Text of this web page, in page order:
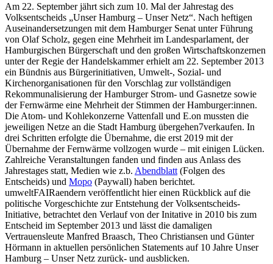
Am 22. September jährt sich zum 10. Mal der Jahrestag des
Volksentscheids „Unser Hamburg – Unser Netz“. Nach heftigen
Auseinandersetzungen mit dem Hamburger Senat unter Führung
von Olaf Scholz, gegen eine Mehrheit im Landesparlament, der
Hamburgischen Bürgerschaft und den großen Wirtschaftskonzernen
unter der Regie der Handelskammer erhielt am 22. September 2013
ein Bündnis aus Bürgerinitiativen, Umwelt-, Sozial- und
Kirchenorganisationen für den Vorschlag zur vollständigen
Rekommunalisierung der Hamburger Strom- und Gasnetze sowie
der Fernwärme eine Mehrheit der Stimmen der Hamburger:innen.
Die Atom- und Kohlekonzerne Vattenfall und E.on mussten die
jeweiligen Netze an die Stadt Hamburg übergehen7verkaufen. In
drei Schritten erfolgte die Übernahme, die erst 2019 mit der
Übernahme der Fernwärme vollzogen wurde – mit einigen Lücken.
Zahlreiche Veranstaltungen fanden und finden aus Anlass des
Jahrestages statt, Medien wie z.b. Abendblatt (Folgen des
Entscheids) und Mopo (Paywall) haben berichtet.
umweltFAIRaendern veröffentlicht hier einen Rückblick auf die
politische Vorgeschichte zur Entstehung der Volksentscheids-
Initiative, betrachtet den Verlauf von der Initative in 2010 bis zum
Entscheid im September 2013 und lässt die damaligen
Vertrauensleute Manfred Braasch, Theo Christiansen und Günter
Hörmann in aktuellen persönlichen Statements auf 10 Jahre Unser
Hamburg – Unser Netz zurück- und ausblicken.